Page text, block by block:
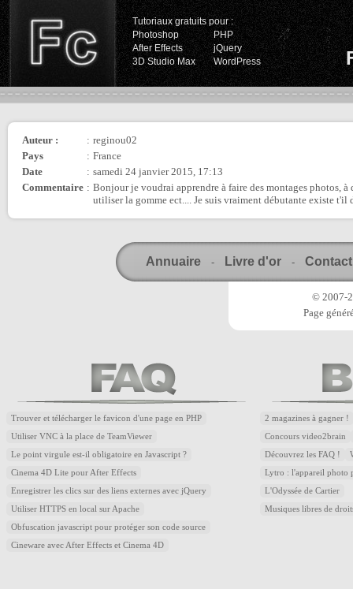
Tutoriaux gratuits pour :
Photoshop
PHP
After Effects
jQuery
3D Studio Max
WordPress
Auteur : : reginou02
Pays
: France
Date
: samedi 24 janvier 2015, 17:13
Commentaire : Bonjour je voudrai apprendre à faire des montages photos,
utiliser la gomme ect.... Je suis vraiment débutante existe
Annuaire - Livre d'or - Contact
© 2007-
Page
Trouver et télécharger le favicon d'une page en PHP
Utiliser VNC à la place de TeamViewer
Le point virgule est-il obligatoire en Javascript ?
Cinema 4D Lite pour After Effects
Enregistrer les clics sur des liens externes avec jQuery
Utiliser HTTPS en local sur Apache
Obfuscation javascript pour protéger son code source
Cineware avec After Effects et Cinema 4D
2 magazines à gagner !
Concours video2brain
Découvrez les FAQ !
Lytro : l'appareil photo
L'Odyssée de Cartier
Musiques libres de